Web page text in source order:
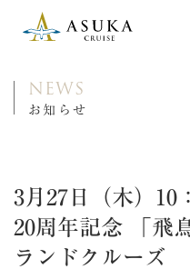
NEWS
お知らせ
3月27日（木）10
20周年記念 「飛
ランドクルーズ